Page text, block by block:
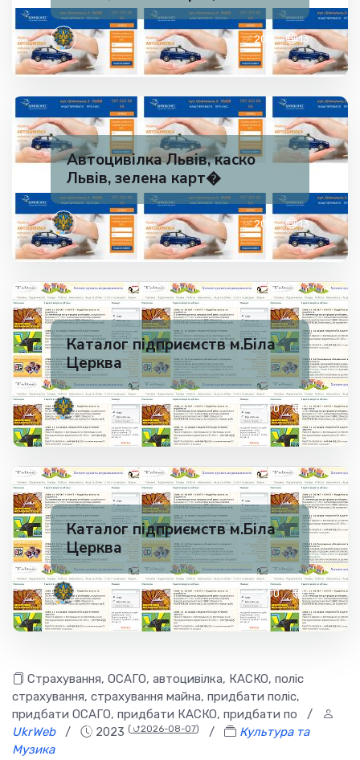
✅ 200 13
Автоцивілка Львів, каско
Львів, зелена карт�
✅ 200 13
Каталог підприємств м.Біла
Церква
✅ 200 1
Каталог підприємств м.Біла
Церква
✅ 200 1
Страхування, ОСАГО, автоцивілка, КАСКО, поліс
страхування, страхування майна, придбати поліс,
придбати ОСАГО, придбати КАСКО, придбати по /
UkrWeb/ 2023 ( ⮍2026-08-07) /
Культура та
Музика